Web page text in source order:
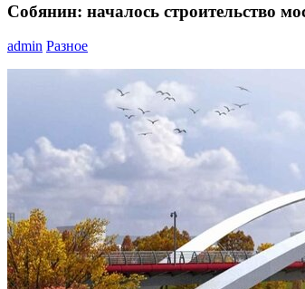
Собянин: началось строительство
admin Разное